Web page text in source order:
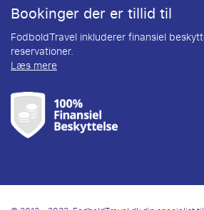
Bookinger der er tillid til
FodboldTravel inkluderer finansiel
reservationer.
Læs mere